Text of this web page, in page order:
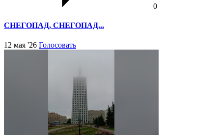
0
СНЕГОПАД, СНЕГОПАД...
12 мая '26 Голосовать